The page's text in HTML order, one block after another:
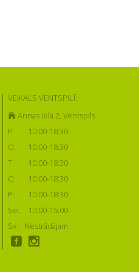
VEIKALS VENTSPILĪ:
Annas iela 2, Ventspils
P:
10:00-18:30
O:
10:00-18:30
T:
10:00-18:30
C:
10:00-18:30
P:
10:00-18:30
Se:
10:00-15:00
Sv:
Nestrādājam